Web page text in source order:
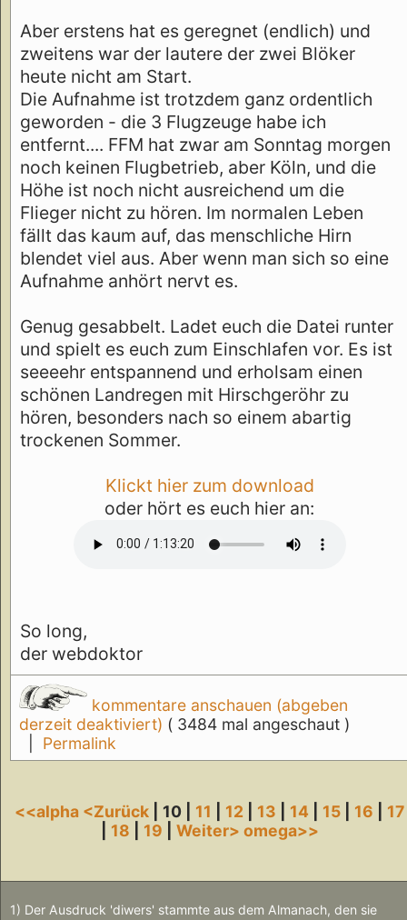
Aber erstens hat es geregnet (endlich) und
zweitens war der lautere der zwei Blöker
heute nicht am Start.
Die Aufnahme ist trotzdem ganz ordentlich
geworden - die 3 Flugzeuge habe ich
entfernt.... FFM hat zwar am Sonntag morgen
noch keinen Flugbetrieb, aber Köln, und die
Höhe ist noch nicht ausreichend um die
Flieger nicht zu hören. Im normalen Leben
fällt das kaum auf, das menschliche Hirn
blendet viel aus. Aber wenn man sich so eine
Aufnahme anhört nervt es.
Genug gesabbelt. Ladet euch die Datei runter
und spielt es euch zum Einschlafen vor. Es ist
seeeehr entspannend und erholsam einen
schönen Landregen mit Hirschgeröhr zu
hören, besonders nach so einem abartig
trockenen Sommer.
Klickt hier zum download
oder hört es euch hier an:
So long,
der webdoktor
kommentare anschauen (abgeben
derzeit deaktiviert) ( 3484 mal angeschaut )
Permalink
<<alpha <Zurück | 10 | 11 12 13 14 15 16
17
18 19 Weiter> omega>>
1) Der Ausdruck 'diwers' stammte aus dem Almanach, den sie